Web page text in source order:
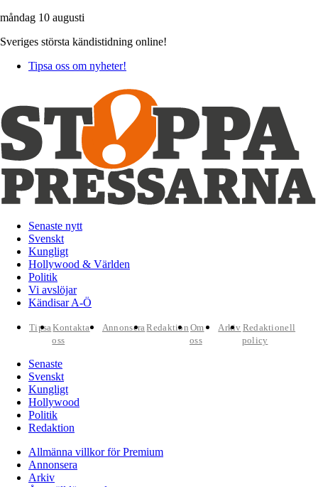
måndag 10 augusti
Sveriges största kändistidning online!
Tipsa oss om nyheter!
Senaste nytt
Svenskt
Kungligt
Hollywood & Världen
Politik
Vi avslöjar
Kändisar A-Ö
TipsaKontakta
oss
AnnonseraRedaktion Om
oss
Arkiv Redaktionell
policy
Senaste
Svenskt
Kungligt
Hollywood
Politik
Redaktion
Allmänna villkor för Premium
Annonsera
Arkiv